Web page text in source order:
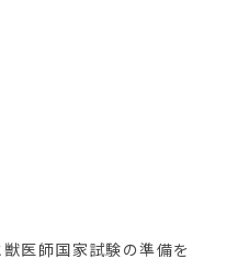
医師国家試験の準備を